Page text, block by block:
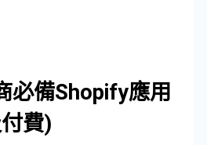
必備Shopify應用
費)